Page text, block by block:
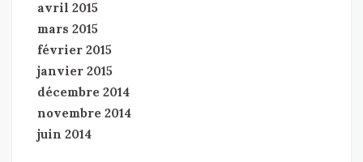
avril 2015
mars 2015
février 2015
janvier 2015
décembre 2014
novembre 2014
juin 2014